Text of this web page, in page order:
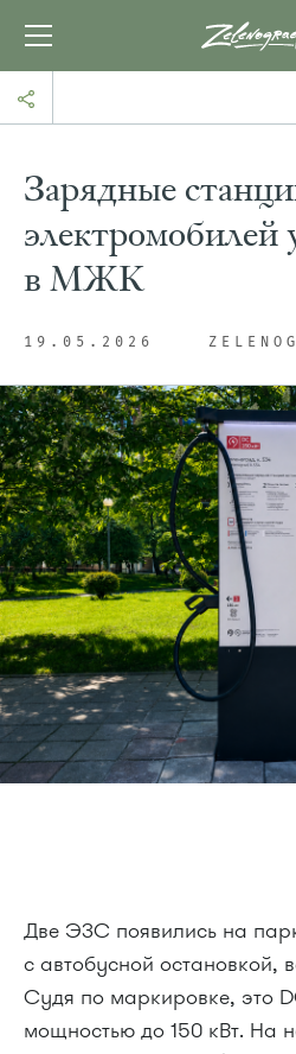
Зарядные
электромобилей
в МЖК
19.05.2026
Две ЭЗС появились на
с автобусной остановкой,
Судя по маркировке, это
мощностью до 150 кВт. На